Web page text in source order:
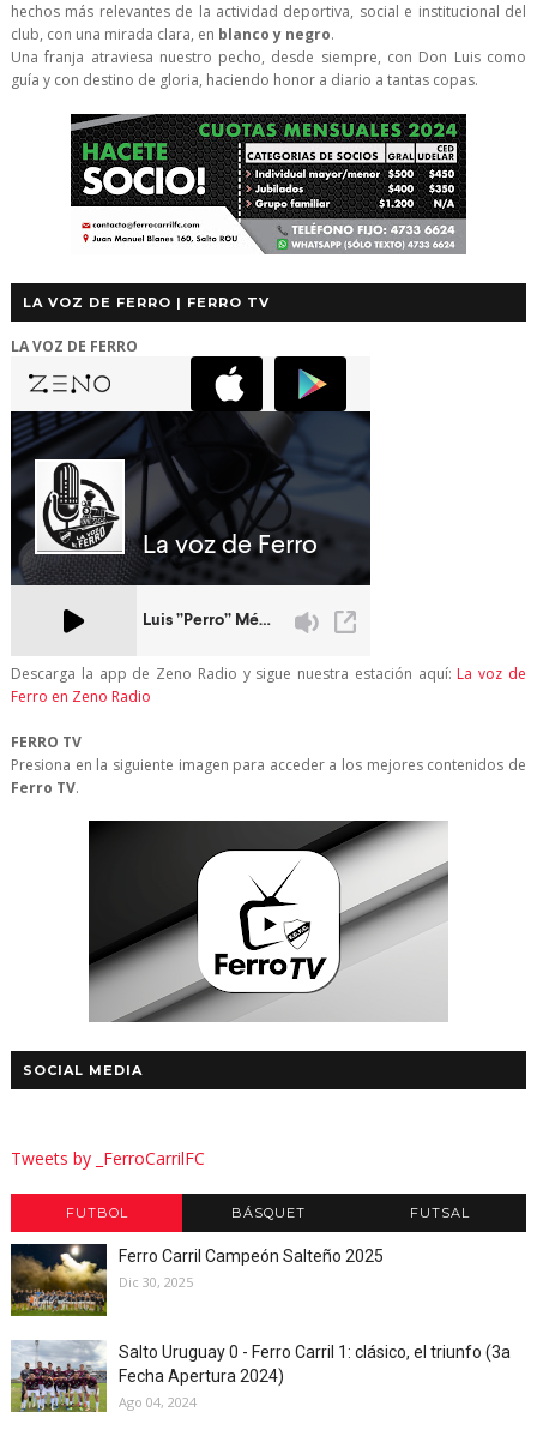
hechos más relevantes de la actividad deportiva, social e institucional del
club, con una mirada clara, en blanco y negro.
Una franja atraviesa nuestro pecho, desde siempre, con Don Luis como
guía y con destino de gloria, haciendo honor a diario a tantas copas.
LA VOZ DE FERRO | FERRO TV
LA VOZ DE FERRO
Descarga la app de Zeno Radio y sigue nuestra estación aquí: La voz de
Ferro en Zeno Radio
FERRO TV
Presiona en la siguiente imagen para acceder a los mejores contenidos de
Ferro TV.
SOCIAL MEDIA
Tweets by _FerroCarrilFC
FUTBOL BÁSQUET FUTSAL
Ferro Carril Campeón Salteño 2025
Dic 30, 2025
Salto Uruguay 0 - Ferro Carril 1: clásico, el triunfo (3a
Fecha Apertura 2024)
Ago 04, 2024